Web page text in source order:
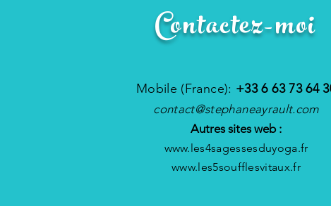
Contactez-moi
Mobile (France): +33 6 63 73 64
contact@stephaneayrault.com
Autres sites web :
www.les4sagessesduyoga.fr
www.les5soufflesvitaux.fr